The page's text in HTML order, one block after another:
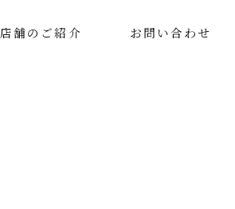
店舗のご紹介 お問い合わせ